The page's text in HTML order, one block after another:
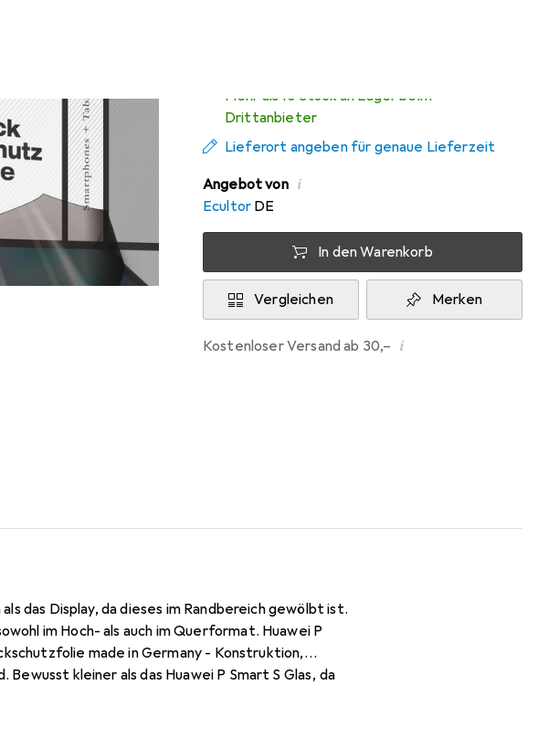
Mehr als 10 Stück an Lager beim
Drittanbieter
Lieferort angeben für genaue Lieferzeit
Angebot von i
Ecultor DE
In den Warenkorb
Vergleichen Merken
Kostenloser Versand ab 30,– i
das Display, da dieses im Randbereich gewölbt ist.
im Hoch- als auch im Querformat. Huawei P
made in Germany - Konstruktion,
kleiner als das Huawei P Smart S Glas, da
P Smart S Blickschutzfilter Folie ist sehr beständig